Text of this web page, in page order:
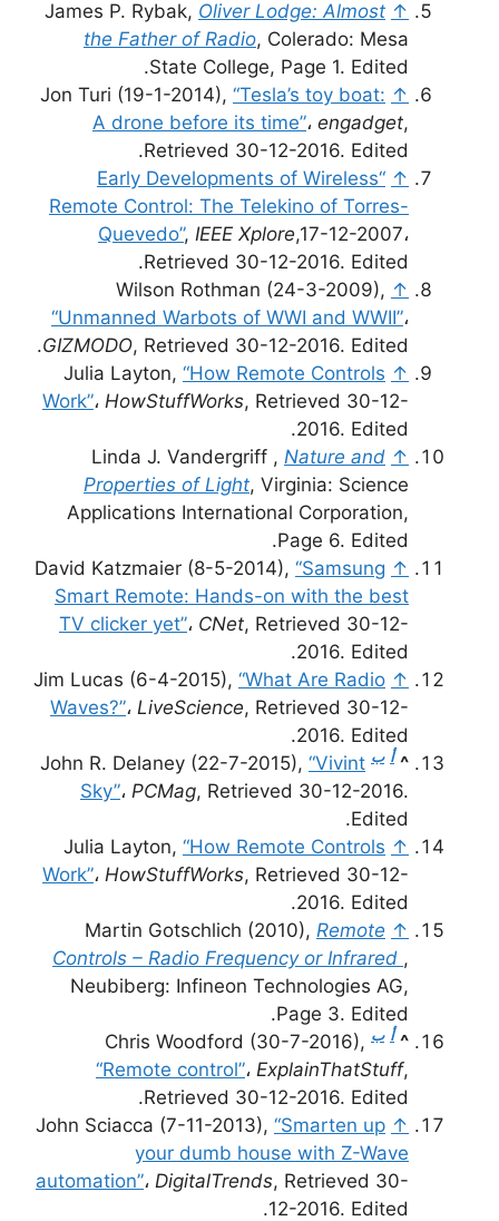
↑
James P. Rybak, Oliver Lodge: Almost
the Father of Radio, Colerado: Mesa
State College, Page 1. Edited.
↑
Jon Turi (19-1-2014), “Tesla’s toy boat:
A drone before its time”، engadget,
Retrieved 30-12-2016. Edited.
↑
“Early Developments of Wireless
Remote Control: The Telekino of Torres-
Quevedo”, IEEE Xplore,17-12-2007،
Retrieved 30-12-2016. Edited.
↑
Wilson Rothman (24-3-2009),
“Unmanned Warbots of WWI and WWII”،
GIZMODO, Retrieved 30-12-2016. Edited.
↑
Julia Layton, “How Remote Controls
Work”، HowStuffWorks, Retrieved 30-12-
2016. Edited.
↑
Linda J. Vandergriff , Nature and
Properties of Light, Virginia: Science
Applications International Corporation,
Page 6. Edited.
↑
David Katzmaier (8-5-2014), “Samsung
Smart Remote: Hands-on with the best
TV clicker yet”، CNet, Retrieved 30-12-
2016. Edited.
↑
Jim Lucas (6-4-2015), “What Are Radio
Waves?”، LiveScience, Retrieved 30-12-
2016. Edited.
^ أ ب John R. Delaney (22-7-2015), “Vivint
Sky”، PCMag, Retrieved 30-12-2016.
Edited.
↑
Julia Layton, “How Remote Controls
Work”، HowStuffWorks, Retrieved 30-12-
2016. Edited.
↑
Martin Gotschlich (2010), Remote
Controls – Radio Frequency or Infrared ,
Neubiberg: Infineon Technologies AG,
Page 3. Edited.
^ أ ب Chris Woodford (30-7-2016),
“Remote control”، ExplainThatStuff,
Retrieved 30-12-2016. Edited.
↑
John Sciacca (7-11-2013), “Smarten up
your dumb house with Z-Wave
automation”، DigitalTrends, Retrieved 30-
12-2016. Edited.